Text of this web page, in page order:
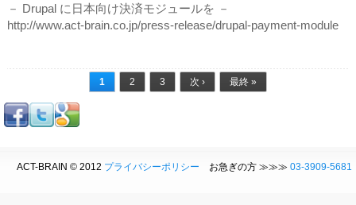
－ Drupal に日本向け決済モジュールを －
http://www.act-brain.co.jp/press-release/drupal-payment-module
1 2 3 次 › 最終 »
ACT-BRAIN © 2012 プライバシーポリシー お急ぎの方 ≫≫≫ 03-3909-5681